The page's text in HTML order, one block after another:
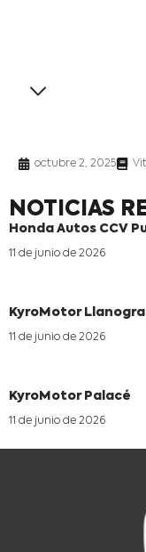
octubre 2, 2025
NOTICIAS
Honda Autos CCV
11 de junio de 2026
KyroMotor
11 de junio de 2026
KyroMotor Palacé
11 de junio de 2026